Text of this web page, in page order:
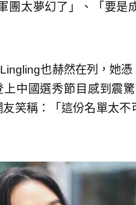
團太夢幻了」、「要是
也赫然在列，她
中國選秀節目感到震
笑稱：「這份名單太不